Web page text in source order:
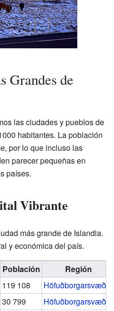
Grandes de
las ciudades y pueblos de
habitantes. La población
por lo que incluso las
parecer pequeñas en
países.
Vibrante
más grande de Islandia.
y económica del país.
Población
Región
119 108
Höfuðborgarsvæðið
30 799
Höfuðborgarsvæðið